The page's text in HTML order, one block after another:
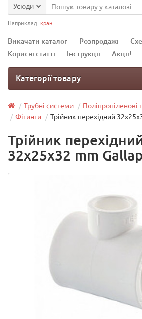
Усюди
Наприклад: кран
Викачати каталог Розпродажі
Корисні статті
Інструкції Акції!
Категорії товару
Трубні системи
Поліпропіленові
Фітинги
Трійник перехідний
Трійник
32х25х32 mm